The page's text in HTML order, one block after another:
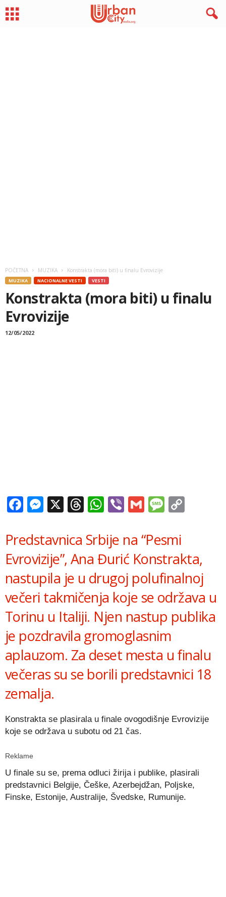
POČETNA MUZIKA Konstrakta (mora biti) u finalu Evrovizije
MUZIKA NACIONALNE VESTI VESTI
Konstrakta (mora biti) u finalu
Evrovizije
12/05/2022
Facebook
Messenger
X Threads
WhatsApp
ViberGmail
Predstavnica Srbije na “Pesmi
Evrovizije”, Ana Đurić Konstrakta,
nastupila je u drugoj polufinalnoj
večeri takmičenja koje se održava u
Torinu u Italiji. Njen nastup publika
je pozdravila gromoglasnim
aplauzom. Za deset mesta u finalu
večeras su se borili predstavnici 18
zemalja.
Konstrakta se plasirala u finale ovogodišnje Evrovizije
koje se održava u subotu od 21 čas.
Reklame
U finale su se, prema odluci žirija i publike, plasirali
predstavnici Belgije, Češke, Azerbejdžan, Poljske,
Finske, Estonije, Australije, Švedske, Rumunije.